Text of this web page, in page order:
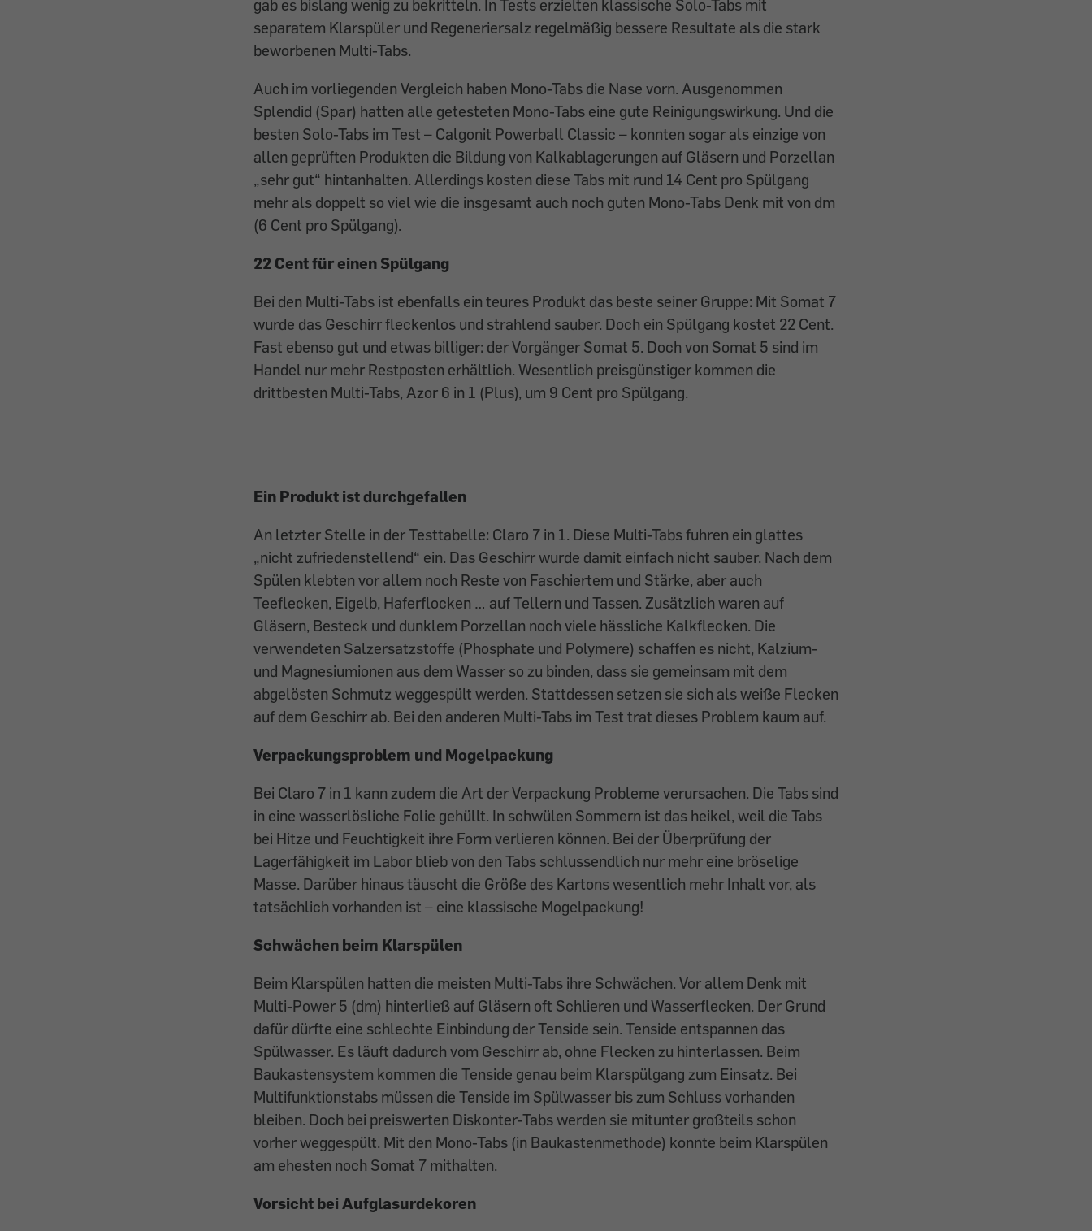
gab es bislang wenig zu bekritteln. In Tests erzielten klassische Solo-Tabs mit
separatem Klarspüler und Regeneriersalz regelmäßig bessere Resultate als die stark
beworbenen Multi-Tabs.
Auch im vorliegenden Vergleich haben Mono-Tabs die Nase vorn. Ausgenommen
Splendid (Spar) hatten alle getesteten Mono-Tabs eine gute Reinigungswirkung. Und die
besten Solo-Tabs im Test – Calgonit Powerball Classic – konnten sogar als einzige von
allen geprüften Produkten die Bildung von Kalkablagerungen auf Gläsern und Porzellan
„sehr gut“ hintanhalten. Allerdings kosten diese Tabs mit rund 14 Cent pro Spülgang
mehr als doppelt so viel wie die insgesamt auch noch guten Mono-Tabs Denk mit von dm
(6 Cent pro Spülgang).
22 Cent für einen Spülgang
Bei den Multi-Tabs ist ebenfalls ein teures Produkt das beste seiner Gruppe: Mit Somat 7
wurde das Geschirr fleckenlos und strahlend sauber. Doch ein Spülgang kostet 22 Cent.
Fast ebenso gut und etwas billiger: der Vorgänger Somat 5. Doch von Somat 5 sind im
Handel nur mehr Restposten erhältlich. Wesentlich preisgünstiger kommen die
drittbesten Multi-Tabs, Azor 6 in 1 (Plus), um 9 Cent pro Spülgang.
Ein Produkt ist durchgefallen
An letzter Stelle in der Testtabelle: Claro 7 in 1. Diese Multi-Tabs fuhren ein glattes
„nicht zufriedenstellend“ ein. Das Geschirr wurde damit einfach nicht sauber. Nach dem
Spülen klebten vor allem noch Reste von Faschiertem und Stärke, aber auch
Teeflecken, Eigelb, Haferflocken … auf Tellern und Tassen. Zusätzlich waren auf
Gläsern, Besteck und dunklem Porzellan noch viele hässliche Kalkflecken. Die
verwendeten Salzersatzstoffe (Phosphate und Polymere) schaffen es nicht, Kalzium-
und Magnesiumionen aus dem Wasser so zu binden, dass sie gemeinsam mit dem
abgelösten Schmutz weggespült werden. Stattdessen setzen sie sich als weiße Flecken
auf dem Geschirr ab. Bei den anderen Multi-Tabs im Test trat dieses Problem kaum auf.
Verpackungsproblem und Mogelpackung
Bei Claro 7 in 1 kann zudem die Art der Verpackung Probleme verursachen. Die Tabs sind
in eine wasserlösliche Folie gehüllt. In schwülen Sommern ist das heikel, weil die Tabs
bei Hitze und Feuchtigkeit ihre Form verlieren können. Bei der Überprüfung der
Lagerfähigkeit im Labor blieb von den Tabs schlussendlich nur mehr eine bröselige
Masse. Darüber hinaus täuscht die Größe des Kartons wesentlich mehr Inhalt vor, als
tatsächlich vorhanden ist – eine klassische Mogelpackung!
Schwächen beim Klarspülen
Beim Klarspülen hatten die meisten Multi-Tabs ihre Schwächen. Vor allem Denk mit
Multi-Power 5 (dm) hinterließ auf Gläsern oft Schlieren und Wasserflecken. Der Grund
dafür dürfte eine schlechte Einbindung der Tenside sein. Tenside entspannen das
Spülwasser. Es läuft dadurch vom Geschirr ab, ohne Flecken zu hinterlassen. Beim
Baukastensystem kommen die Tenside genau beim Klarspülgang zum Einsatz. Bei
Multifunktionstabs müssen die Tenside im Spülwasser bis zum Schluss vorhanden
bleiben. Doch bei preiswerten Diskonter-Tabs werden sie mitunter großteils schon
vorher weggespült. Mit den Mono-Tabs (in Baukastenmethode) konnte beim Klarspülen
am ehesten noch Somat 7 mithalten.
Vorsicht bei Aufglasurdekoren